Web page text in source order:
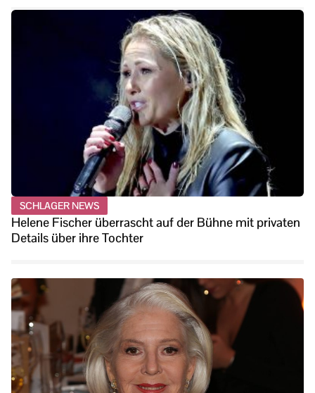
SCHLAGER NEWS
Helene Fischer überrascht auf der Bühne mit privaten
Details über ihre Tochter